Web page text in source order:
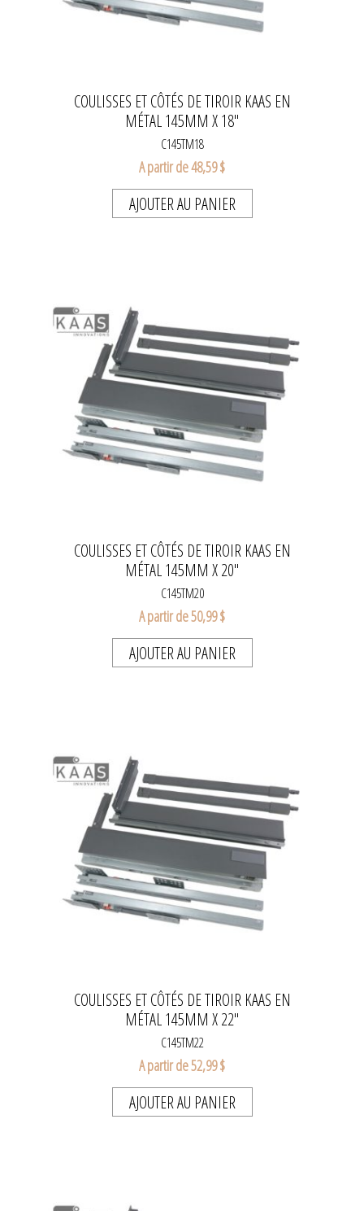
COULISSES ET CÔTÉS DE TIROIR KAAS EN
MÉTAL 145MM X 18''
C145TM18
A partir de 48,59 $
AJOUTER AU PANIER
COULISSES ET CÔTÉS DE TIROIR KAAS EN
MÉTAL 145MM X 20''
C145TM20
A partir de 50,99 $
AJOUTER AU PANIER
COULISSES ET CÔTÉS DE TIROIR KAAS EN
MÉTAL 145MM X 22''
C145TM22
A partir de 52,99 $
AJOUTER AU PANIER